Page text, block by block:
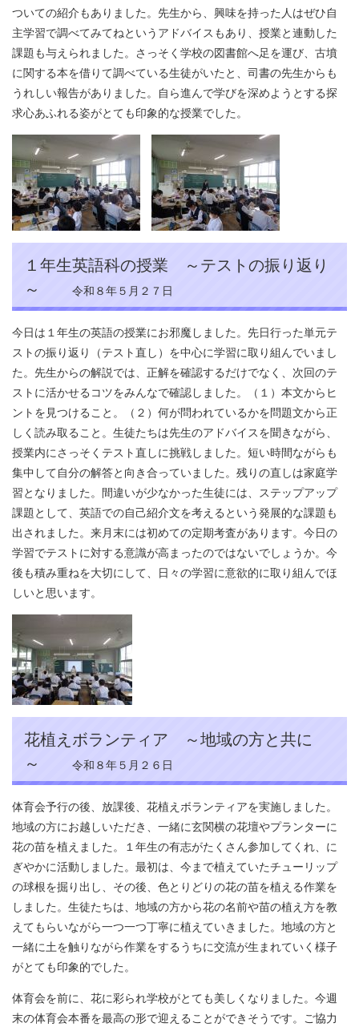
ついての紹介もありました。先生から、興味を持った人はぜひ自
主学習で調べてみてねというアドバイスもあり、授業と連動した
課題も与えられました。さっそく学校の図書館へ足を運び、古墳
に関する本を借りて調べている生徒がいたと、司書の先生からも
うれしい報告がありました。自ら進んで学びを深めようとする探
求心あふれる姿がとても印象的な授業でした。
１年生英語科の授業 ～テストの振り返り
～
令和８年５月２７日
今日は１年生の英語の授業にお邪魔しました。先日行った単元テ
ストの振り返り（テスト直し）を中心に学習に取り組んでいまし
た。先生からの解説では、正解を確認するだけでなく、次回のテ
ストに活かせるコツをみんなで確認しました。（１）本文からヒ
ントを見つけること。（２）何が問われているかを問題文から正
しく読み取ること。生徒たちは先生のアドバイスを聞きながら、
授業内にさっそくテスト直しに挑戦しました。短い時間ながらも
集中して自分の解答と向き合っていました。残りの直しは家庭学
習となりました。間違いが少なかった生徒には、ステップアップ
課題として、英語での自己紹介文を考えるという発展的な課題も
出されました。来月末には初めての定期考査があります。今日の
学習でテストに対する意識が高まったのではないでしょうか。今
後も積み重ねを大切にして、日々の学習に意欲的に取り組んでほ
しいと思います。
花植えボランティア ～地域の方と共に
～
令和８年５月２６日
体育会予行の後、放課後、花植えボランティアを実施しました。
地域の方にお越しいただき、一緒に玄関横の花壇やプランターに
花の苗を植えました。１年生の有志がたくさん参加してくれ、に
ぎやかに活動しました。最初は、今まで植えていたチューリップ
の球根を掘り出し、その後、色とりどりの花の苗を植える作業を
しました。生徒たちは、地域の方から花の名前や苗の植え方を教
えてもらいながら一つ一つ丁寧に植えていきました。地域の方と
一緒に土を触りながら作業をするうちに交流が生まれていく様子
がとても印象的でした。
体育会を前に、花に彩られ学校がとても美しくなりました。今週
末の体育会本番を最高の形で迎えることができそうです。ご協力